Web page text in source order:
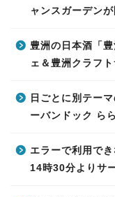
ャンスガーデン
豊洲の日本酒「
ェ＆豊洲クラフ
日ごとに別テー
ーバンドック ら
エラーで利用で
14時30分よりサ